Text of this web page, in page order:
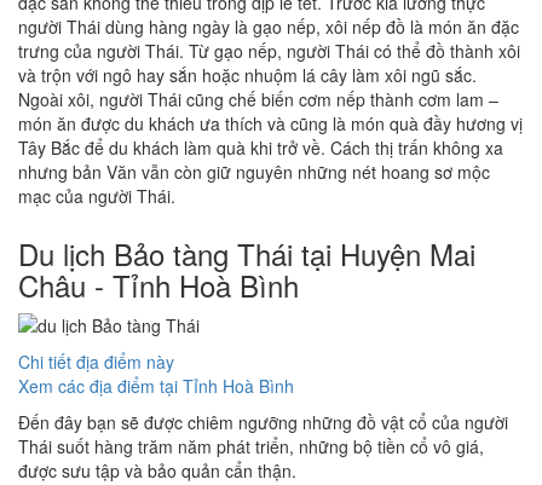
người Thái dùng hàng ngày là gạo nếp, xôi nếp đồ là món ăn đặc
trưng của người Thái. Từ gạo nếp, người Thái có thể đồ thành xôi
và trộn với ngô hay sắn hoặc nhuộm lá cây làm xôi ngũ sắc.
Ngoài xôi, người Thái cũng chế biến cơm nếp thành cơm lam –
món ăn được du khách ưa thích và cũng là món quà đầy hương vị
Tây Bắc để du khách làm quà khi trở về. Cách thị trấn không xa
nhưng bản Văn vẫn còn giữ nguyên những nét hoang sơ mộc
mạc của người Thái.
Du lịch Bảo tàng Thái tại Huyện Mai
Châu - Tỉnh Hoà Bình
Chi tiết địa điểm này
Xem các địa điểm tại Tỉnh Hoà Bình
Đến đây bạn sẽ được chiêm ngưỡng những đồ vật cổ của người
Thái suốt hàng trăm năm phát triển, những bộ tiền cổ vô giá,
được sưu tập và bảo quản cẩn thận.